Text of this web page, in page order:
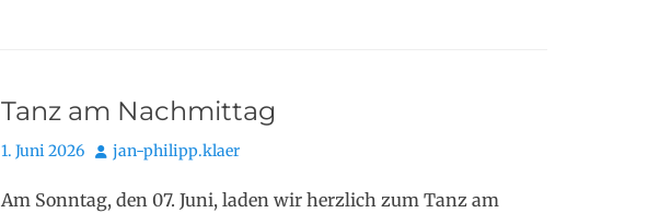
Tanz am Nachmittag
Posted
1. Juni 2026 Autor
jan-philipp.klaer
Am Sonntag, den 07. Juni, laden wir herzlich zum Tanz am